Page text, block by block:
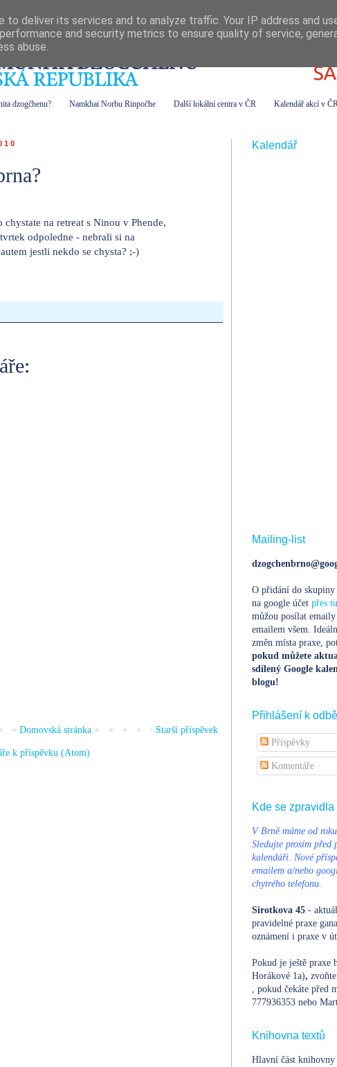
dzogčhenu? Namkhai Norbu Rinpočhe Další lokální centra v ČR Kalendář akcí v
na retreat s Ninou v Phende,
odpoledne - nebrali si na
jestli nekdo se chysta? ;-)
Starší příspěvek
Domovská stránka
k příspěvku (Atom)
Kalendář
Mailing-list
O přidání do skupiny
na google účet přes
můžou posílat
emailem všem.
změn místa praxe,
pokud můžete
sdílený Google
blogu!
Přihlášení k
Příspěvky
Komentáře
Kde se
V Brně máme od
Sledujte prosím před
kalendáři. Nové
emailem a/nebo
chytrého telefonu.
Sirotkova 45 -
pravidelné praxe
oznámení i praxe v
Pokud je ještě praxe
Horákové 1a),
, pokud čekáte před
777936353 nebo
Knihovna textů
Hlavní část knihovny
to deliver its services and to analyze traffic. Your IP address and
and security metrics to ensure quality of service,
abuse.